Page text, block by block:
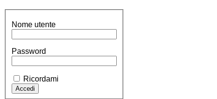
Nome utente
Password
Ricordami